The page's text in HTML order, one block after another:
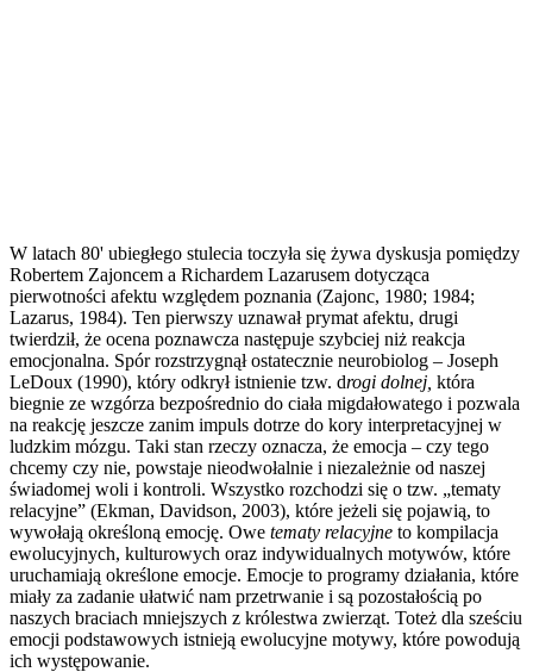
W latach 80' ubiegłego stulecia toczyła się żywa dyskusja pomiędzy
Robertem Zajoncem a Richardem Lazarusem dotycząca
pierwotności afektu względem poznania (Zajonc, 1980; 1984;
Lazarus, 1984). Ten pierwszy uznawał prymat afektu, drugi
twierdził, że ocena poznawcza następuje szybciej niż reakcja
emocjonalna. Spór rozstrzygnął ostatecznie neurobiolog – Joseph
LeDoux (1990), który odkrył istnienie tzw. drogi dolnej, która
biegnie ze wzgórza bezpośrednio do ciała migdałowatego i pozwala
na reakcję jeszcze zanim impuls dotrze do kory interpretacyjnej w
ludzkim mózgu. Taki stan rzeczy oznacza, że emocja – czy tego
chcemy czy nie, powstaje nieodwołalnie i niezależnie od naszej
świadomej woli i kontroli. Wszystko rozchodzi się o tzw. „tematy
relacyjne” (Ekman, Davidson, 2003), które jeżeli się pojawią, to
wywołają określoną emocję. Owe tematy relacyjne to kompilacja
ewolucyjnych, kulturowych oraz indywidualnych motywów, które
uruchamiają określone emocje. Emocje to programy działania, które
miały za zadanie ułatwić nam przetrwanie i są pozostałością po
naszych braciach mniejszych z królestwa zwierząt. Toteż dla sześciu
emocji podstawowych istnieją ewolucyjne motywy, które powodują
ich występowanie.